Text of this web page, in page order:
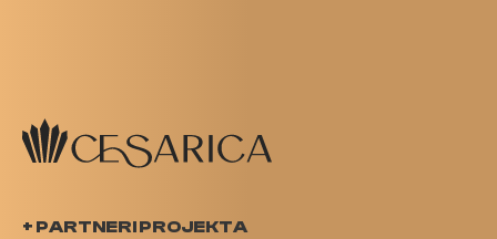
+ PARTNERI PROJEKTA